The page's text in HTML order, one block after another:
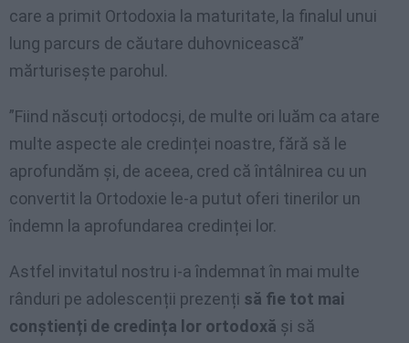
care a primit Ortodoxia la maturitate, la finalul unui
lung parcurs de căutare duhovnicească”
mărturisește parohul.
”Fiind născuți ortodocși, de multe ori luăm ca atare
multe aspecte ale credinței noastre, fără să le
aprofundăm și, de aceea, cred că întâlnirea cu un
convertit la Ortodoxie le-a putut oferi tinerilor un
îndemn la aprofundarea credinței lor.
Astfel invitatul nostru i-a îndemnat în mai multe
rânduri pe adolescenții prezenți să fie tot mai
conștienți de credința lor ortodoxă și să